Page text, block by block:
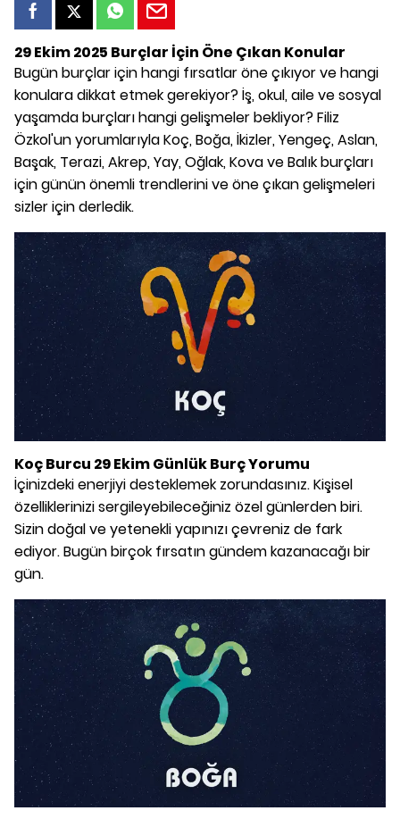
29 Ekim 2025 Burçlar İçin Öne Çıkan Konular
Bugün burçlar için hangi fırsatlar öne çıkıyor ve hangi
konulara dikkat etmek gerekiyor? İş, okul, aile ve sosyal
yaşamda burçları hangi gelişmeler bekliyor? Filiz
Özkol'un yorumlarıyla Koç, Boğa, İkizler, Yengeç, Aslan,
Başak, Terazi, Akrep, Yay, Oğlak, Kova ve Balık burçları
için günün önemli trendlerini ve öne çıkan gelişmeleri
sizler için derledik.
Koç Burcu 29 Ekim Günlük Burç Yorumu
İçinizdeki enerjiyi desteklemek zorundasınız. Kişisel
özelliklerinizi sergileyebileceğiniz özel günlerden biri.
Sizin doğal ve yetenekli yapınızı çevreniz de fark
ediyor. Bugün birçok fırsatın gündem kazanacağı bir
gün.